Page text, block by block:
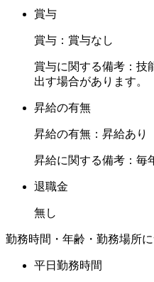
賞与
賞与：賞与なし
賞与に関する備考：技
出す場合があります。
昇給の有無
昇給の有無：昇給あり
昇給に関する備考：毎
退職金
無し
勤務時間・年齢・勤務場所
平日勤務時間